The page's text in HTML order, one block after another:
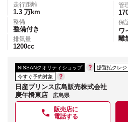
走行距離
1.3 万km
整備
整備付き
排気量
1200cc
管
保
ワ
離
NISSANクオリティショップ
据置払クレ
今すぐ予約対象
日産プリンス広島販売株式会社
庚午橋東店
広島県
販売店に
電話する